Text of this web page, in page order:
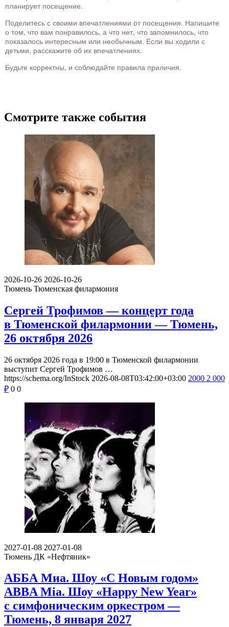
планирует посещение.
Поделитесь с своими впечатлениями от посещения. Напишите
о том, что вам понравилось, а что нет, что запомнилось, что
показалось интересным или необычным. Если вы ходили с
детьми, расскажите об их впечатлениях.
Будьте корректны, и соблюдайте правила приличия.
Смотрите также события
2026-10-26 2026-10-26
Тюмень Тюменская филармония
Сергей Трофимов — концерт года
в Тюменской филармонии — Тюмень,
26 октября 2026
26 октября 2026 года в 19:00 в Тюменской филармонии
выступит Сергей Трофимов …
https://schema.org/InStock 2026-08-08T03:42:00+03:00 2000 2 000
₽ 0 0
2027-01-08 2027-01-08
Тюмень ДК «Нефтяник»
АББА Миа. Шоу «С Новым годом»
ABBA Mia. Шоу «Happy New Year»
с симфоническим оркестром —
Тюмень, 8 января 2027